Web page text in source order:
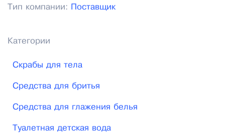
позиций каталога. Мы проводим грамотный
эксклюзивную продукцию, регулярно расширять
Тип компании: Поставщик
Категории
Скрабы для тела
Средства для бритья
Средства для глажения белья
Туалетная детская вода